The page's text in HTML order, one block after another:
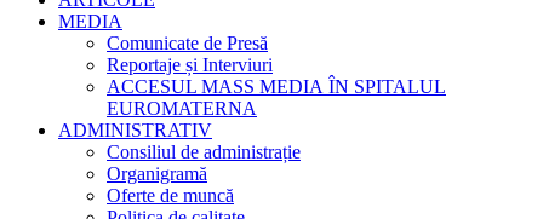
MEDIA
Comunicate de Presă
Reportaje și Interviuri
ACCESUL MASS MEDIA ÎN SPITALUL
EUROMATERNA
ADMINISTRATIV
Consiliul de administrație
Organigramă
Oferte de muncă